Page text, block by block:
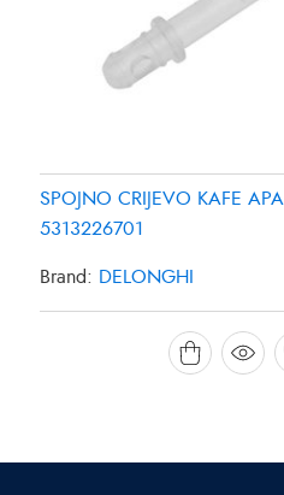
SPOJNO CRIJEVO KAFE
5313226701
Brand: DELONGHI